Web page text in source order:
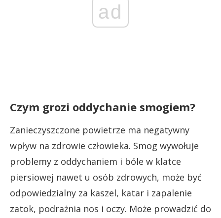
ad
Czym grozi oddychanie smogiem?
Zanieczyszczone powietrze ma negatywny
wpływ na zdrowie człowieka. Smog wywołuje
problemy z oddychaniem i bóle w klatce
piersiowej nawet u osób zdrowych, może być
odpowiedzialny za kaszel, katar i zapalenie
zatok, podrażnia nos i oczy. Może prowadzić do